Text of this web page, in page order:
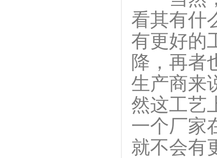
看其有什
有更好的
降，再者
生产商来
然这工艺
一个厂家
就不会有